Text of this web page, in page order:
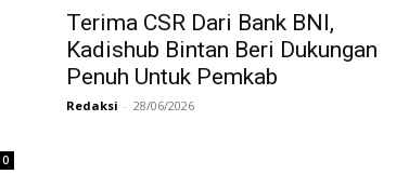
0
Terima CSR Dari Bank BNI,
Kadishub Bintan Beri Dukungan
Penuh Untuk Pemkab
Redaksi - 28/06/2026